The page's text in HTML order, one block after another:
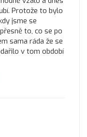
Protože to bylo
jsme se
to, co se po
sama ráda že se
v tom období